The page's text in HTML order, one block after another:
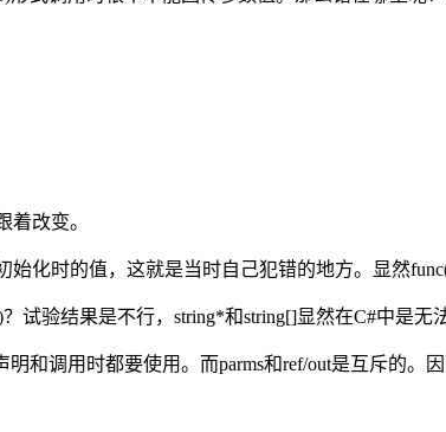
着改变。
化时的值，这就是当时自己犯错的地方。显然
试验结果是不行，string*和string[]显然在C#中是无
和调用时都要使用。而parms和ref/out是互斥的。